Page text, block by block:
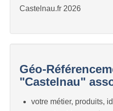
Castelnau.fr 2026
Géo-
"Castelnau"
votre métier, produits,